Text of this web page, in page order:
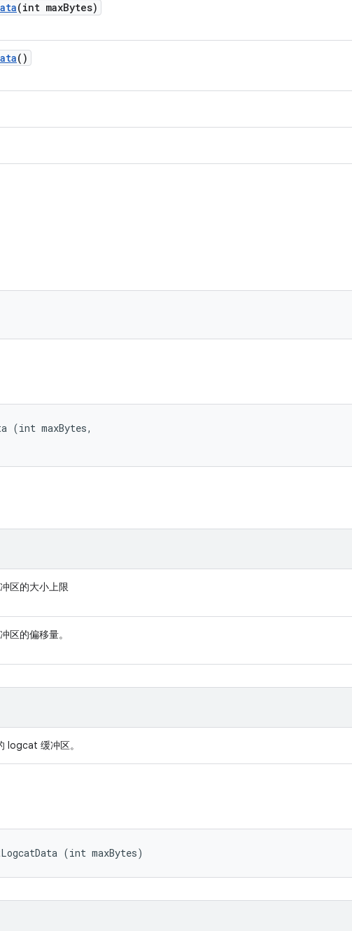
(int maxBytes)
()
(int maxBytes,
区的大小上限
区的偏移量。
logcat 缓冲区。
(int maxBytes)